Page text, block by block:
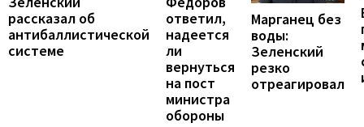
рассказал об
антибаллистической
системе
ответил,
надеется
ли
вернуться
на пост
министра
обороны
Марганец без
воды:
Зеленский
резко
отреагировал